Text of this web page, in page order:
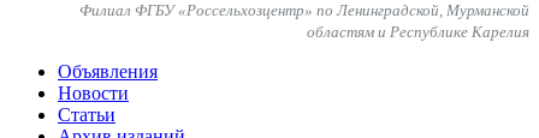
Филиал ФГБУ «Россельхозцентр» по Ленинградской, Мурманской
областям и Республике Карелия
Объявления
Новости
Статьи